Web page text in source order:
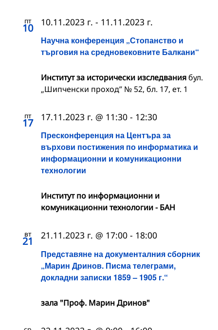
пт
10
Научна конференция „Стопанство и
търговия на средновековните Балкани“
10.11.2023 г. - 11.11.2023 г.
Институт за исторически изследваниябул.
„Шипченски проход” № 52, бл. 17, ет. 1
пт
17
Пресконференция на Центъра за
върхови постижения по информатика и
информационни и комуникационни
технологии
17.11.2023 г. @ 11:30 - 12:30
Институт по информационни и
комуникационни технологии - БАН
вт
21
Представяне на документалния сборник
„Марин Дринов. Писма телеграми,
докладни записки 1859 – 1905 г.“
21.11.2023 г. @ 17:00 - 18:00
зала "Проф. Марин Дринов"